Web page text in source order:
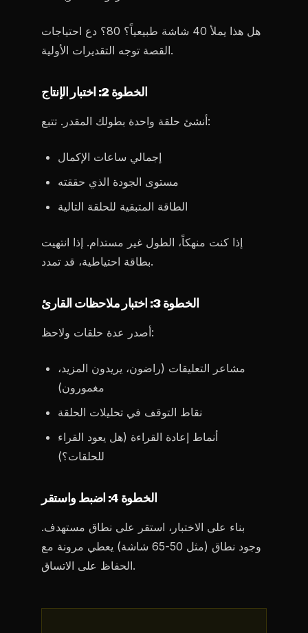
هل هذا يملأ 40 شاشة طبيعياً؟ 80؟ دع احتياجات
القصة توجه التقديرات الأولية.
الخطوة 2: اختبار الإنتاج
أنشئ حلقة واحدة بطولك المقدر. تتبع:
إجمالي ساعات الإكمال
مستوى الجودة الذي حققته
الطاقة المتبقية للحلقة التالية
إذا كنت منهكاً، الطول غير مستدام. إذا انتهيت
بطاقة احتياطية، قد تمدد.
الخطوة 3: اختبار ملاحظات القارئ
أصدر عدة حلقات ولاحظ:
مشاعر التعليقات (راضون، يريدون المزيد،
مغمورون)
نقاط التوقف في تحليلات الحلقة
أنماط إعادة القراءة (هل يعود القراء
للحلقات؟)
الخطوة 4: اضبط واستقر
بناء على الاختبار، استقر على نطاق مستهدف.
وجود نطاق (مثل 50-65 شاشة) يعطي مرونة مع
الحفاظ على الاتساق.